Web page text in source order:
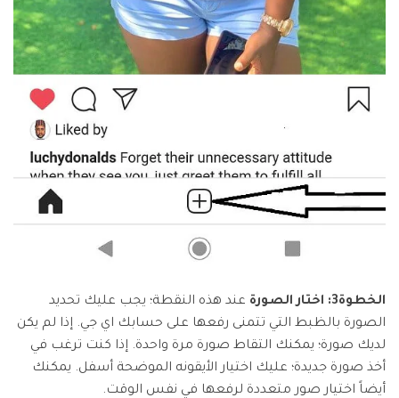
الخطوة3: اختار الصورة
عند هذه النقطة؛ يجب عليك تحديد
الصورة بالظبط التي تتمنى رفعها على حسابك اي جي. إذا لم يكن
لديك صورة؛ يمكنك التقاط صورة مرة واحدة. إذا كنت ترغب في
أخذ صورة جديدة؛ عليك اختيار الأيقونه الموضحة أسفل. يمكنك
أيضاً اختيار صور متعددة لرفعها في نفس الوقت.